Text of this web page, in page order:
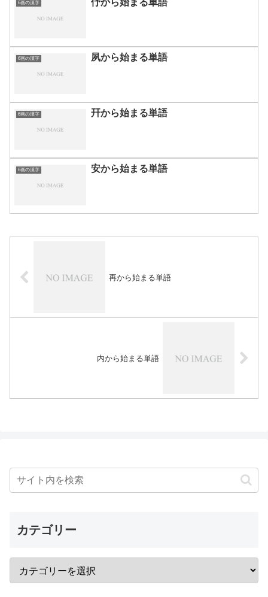
6画の漢字
6画の漢字 夙から始まる単語
6画の漢字 幵から始まる単語
6画の漢字 安から始まる単語
再から始まる単語
内から始まる単語
カテゴリー